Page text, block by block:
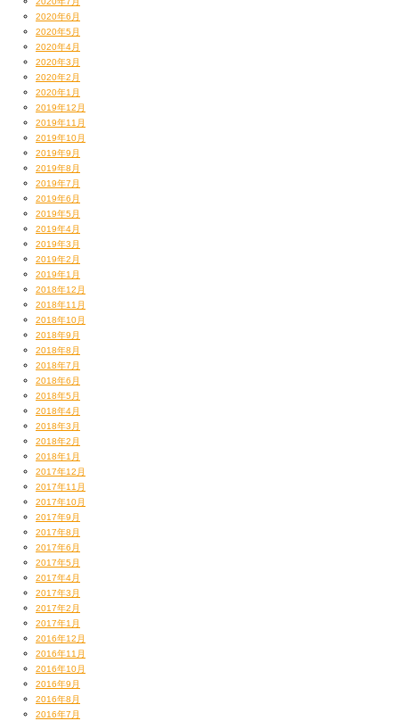
2020年6月
2020年5月
2020年4月
2020年3月
2020年2月
2020年1月
2019年12月
2019年11月
2019年10月
2019年9月
2019年8月
2019年7月
2019年6月
2019年5月
2019年4月
2019年3月
2019年2月
2019年1月
2018年12月
2018年11月
2018年10月
2018年9月
2018年8月
2018年7月
2018年6月
2018年5月
2018年4月
2018年3月
2018年2月
2018年1月
2017年12月
2017年11月
2017年10月
2017年9月
2017年8月
2017年6月
2017年5月
2017年4月
2017年3月
2017年2月
2017年1月
2016年12月
2016年11月
2016年10月
2016年9月
2016年8月
2016年7月